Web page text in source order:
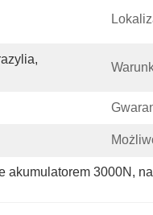
akumulatorem 3000N ,